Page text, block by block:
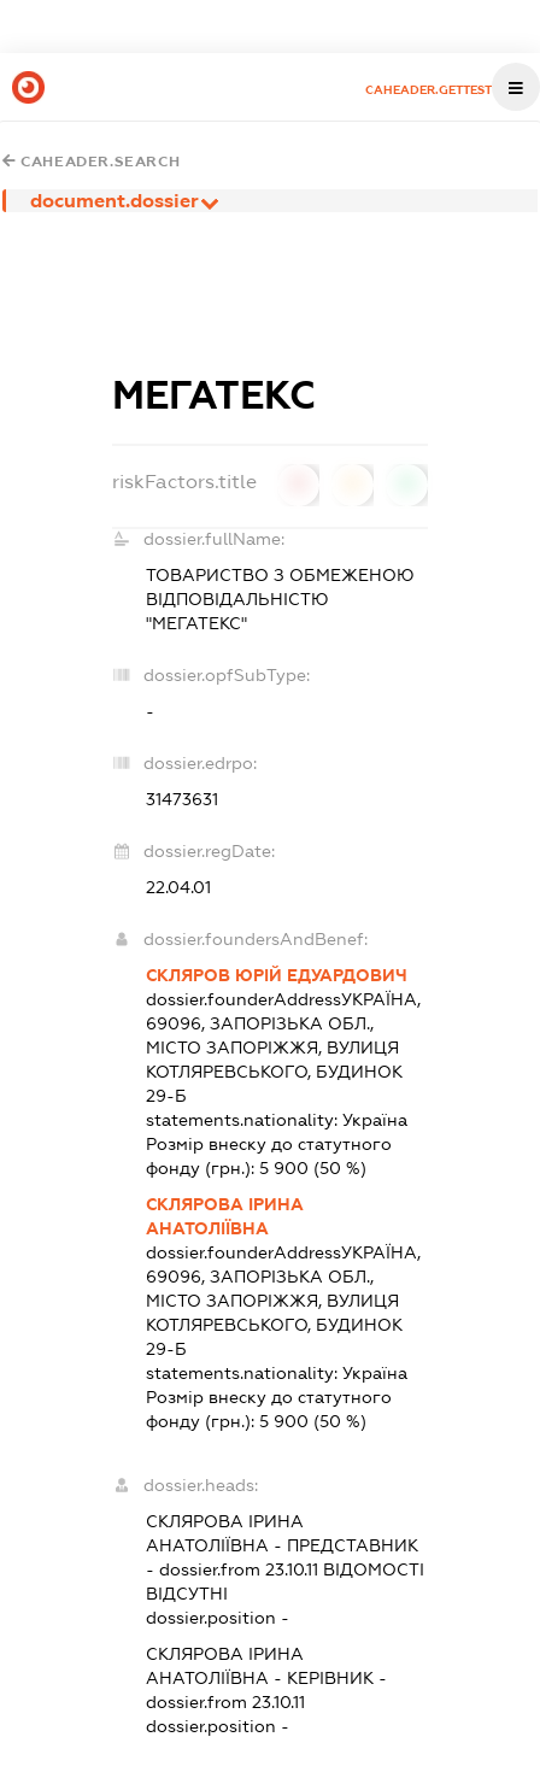
CAHEADER.GETTEST
CAHEADER.SEARCH
document.dossier
МЕГАТЕКС
riskFactors.title
dossier.fullName:
ТОВАРИСТВО З ОБМЕЖЕНОЮ
ВІДПОВІДАЛЬНІСТЮ
"МЕГАТЕКС"
dossier.opfSubType:
-
dossier.edrpo:
31473631
dossier.regDate:
22.04.01
dossier.foundersAndBenef:
СКЛЯРОВ ЮРІЙ ЕДУАРДОВИЧ
dossier.founderAddressУКРАЇНА,
69096, ЗАПОРІЗЬКА ОБЛ.,
МІСТО ЗАПОРІЖЖЯ, ВУЛИЦЯ
КОТЛЯРЕВСЬКОГО, БУДИНОК
29-Б
statements.nationality: Україна
Розмір внеску до статутного
фонду (грн.): 5 900 (50 %)
СКЛЯРОВА ІРИНА
АНАТОЛІЇВНА
dossier.founderAddressУКРАЇНА,
69096, ЗАПОРІЗЬКА ОБЛ.,
МІСТО ЗАПОРІЖЖЯ, ВУЛИЦЯ
КОТЛЯРЕВСЬКОГО, БУДИНОК
29-Б
statements.nationality: Україна
Розмір внеску до статутного
фонду (грн.): 5 900 (50 %)
dossier.heads:
СКЛЯРОВА ІРИНА
АНАТОЛІЇВНА - ПРЕДСТАВНИК
- dossier.from 23.10.11 ВІДОМОСТІ
ВІДСУТНІ
dossier.position -
СКЛЯРОВА ІРИНА
АНАТОЛІЇВНА - КЕРІВНИК -
dossier.from 23.10.11
dossier.position -